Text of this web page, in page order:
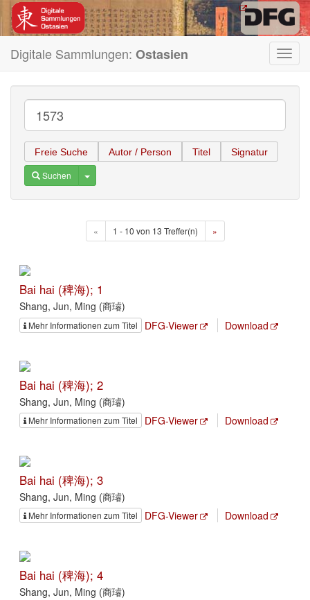
Digitale Sammlungen: Ostasien
Freie Suche Autor / Person Titel Signatur
Suchen Toggle Dropdown
« 1 - 10 von 13 Treffer(n) »
Bai hai (稗海); 1
Shang, Jun, Ming (商璿)
Mehr Informationen zum Titel DFG-Viewer Download
Bai hai (稗海); 2
Shang, Jun, Ming (商璿)
Mehr Informationen zum Titel DFG-Viewer Download
Bai hai (稗海); 3
Shang, Jun, Ming (商璿)
Mehr Informationen zum Titel DFG-Viewer Download
Bai hai (稗海); 4
Shang, Jun, Ming (商璿)